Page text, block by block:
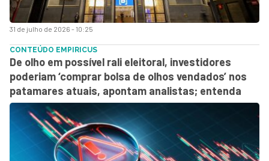
31 de julho de 2026 - 10:25
CONTEÚDO EMPIRICUS
De olho em possível rali eleitoral, investidores
poderiam ‘comprar bolsa de olhos vendados’ nos
patamares atuais, apontam analistas; entenda